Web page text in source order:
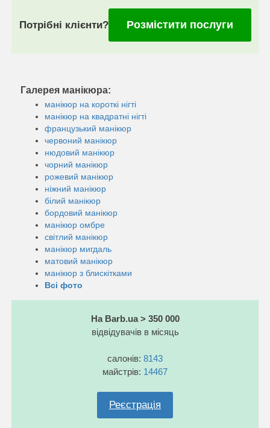
Потрібні клієнти? Розмістити послуги
Галерея манікюра:
манікюр на короткі нігті
манікюр на квадратні нігті
французький манікюр
червоний манікюр
нюдовий манікюр
чорний манікюр
рожевий манікюр
ніжний манікюр
білий манікюр
бордовий манікюр
манікюр омбре
світлий манікюр
манікюр мигдаль
матовий манікюр
манікюр з блискітками
Всі фото
На Barb.ua > 350 000
відвідувачів в місяць
салонів: 8143
майстрів: 14467
Реєстрація